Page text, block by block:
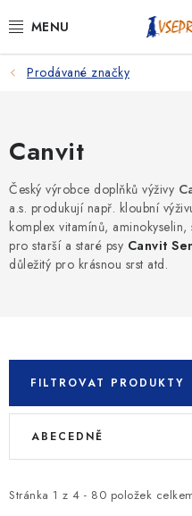
na
PSI
ANTIPARAZITIKA
PRO CHOVATELE
Ceník dopravy Kontakty
Prodávané značky
Canvit
Český výrobce doplňků výživy
a.s. produkují např. kloubní
komplex vitamínů,
pro starší a staré psy Canvit
důležitý pro krásnou srst atd.
FILTROVAT PRODUKTY
V
i
Stránka 1 z 4 - 80 položek
Ř
e
ABECEDNĚ